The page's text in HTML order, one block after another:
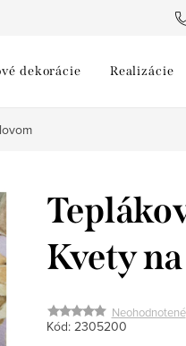
dekorácie Realizácie
Kvety
Neohodnotené
Kód: 2305200